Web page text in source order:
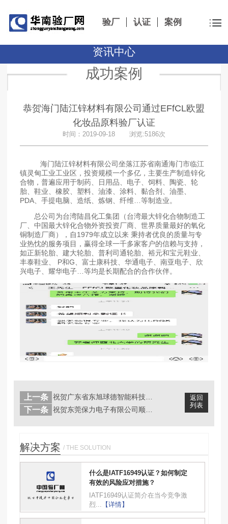
验厂 认证 案例
资讯中心
成功案例
恭贺海门陆江锌材料有限公司通过EFfCL欧盟
化妆品原料验厂认证
时间：2019-09-18 浏览:5186次
海门陆江锌材料有限公司坐落江苏省南通海门市临江
镇灵甸工业工业区，投资规模一个多亿，主要生产制造锌化
合物，普遍应用于制药、日用品、电子、饲料、陶瓷、轮
胎、鞋业、橡胶、塑料、油漆、涂料、黏合剂、油墨、
PDA、手提电脑、造纸、炼钢、纤维…等制造业。
总公司为台湾陆昌化工集团（台湾最大锌化合物制造工
厂、中国最大锌化合物外资投资厂商、世界质量最好的氧化
铜制造厂商），自1979年成立以来 秉持者优良的质量与专
业热忱的服务项目，赢得全球一千多家客户的信赖与支持，
如正新轮胎、建大轮胎、普利司通轮胎、裕元和宝元鞋业、
丰泰鞋业、 P和G、富士康科技、华通电子、南亚电子、欣
兴电子、耀华电子…等均是长期配合的合作伙伴。
返回
列表
上一条
下一条
解决方案 / THE SOLUTION
什么是IATF16949认证？如何制定
有效的风险应对措施？
IATF16949认证简介在当今竞争激
烈...
【详情】